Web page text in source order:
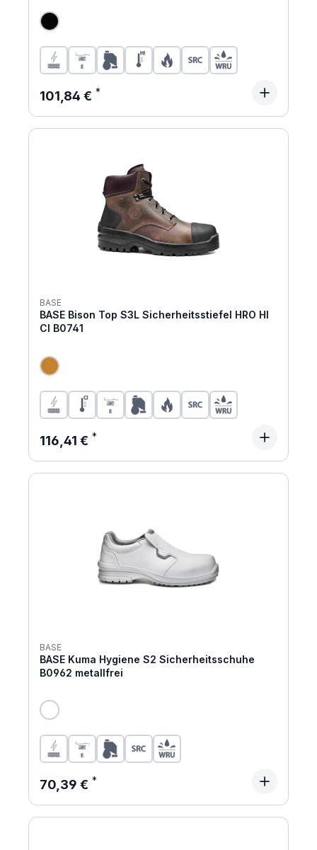
Regulärer Preis:
101,84 €
BASE
BASE Bison Top S3L Sicherheitsstiefel HRO HI
CI B0741
Regulärer Preis:
116,41 €
BASE
BASE Kuma Hygiene S2 Sicherheitsschuhe
B0962 metallfrei
Regulärer Preis:
70,39 €